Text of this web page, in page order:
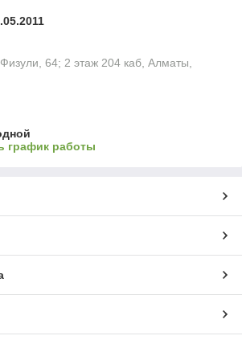
64; 2 этаж 204 каб, Алматы,
график работы